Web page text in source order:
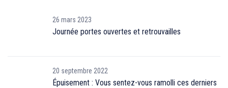
26 mars 2023
Journée portes ouvertes et retrouvailles
20 septembre 2022
Épuisement : Vous sentez-vous ramolli ces derniers